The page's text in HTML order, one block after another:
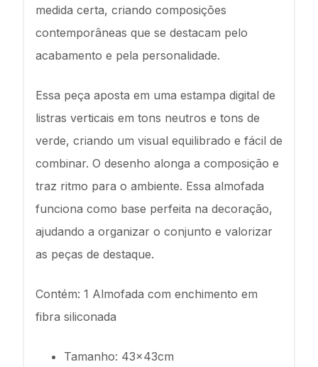
medida certa, criando composições
contemporâneas que se destacam pelo
acabamento e pela personalidade.
Essa peça aposta em uma estampa digital de
listras verticais em tons neutros e tons de
verde, criando um visual equilibrado e fácil de
combinar. O desenho alonga a composição e
traz ritmo para o ambiente. Essa almofada
funciona como base perfeita na decoração,
ajudando a organizar o conjunto e valorizar
as peças de destaque.
Contém: 1 Almofada com enchimento em
fibra siliconada
Tamanho: 43x43cm